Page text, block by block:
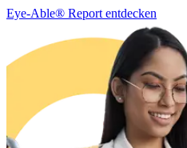
Eye-Able® Report entdecken